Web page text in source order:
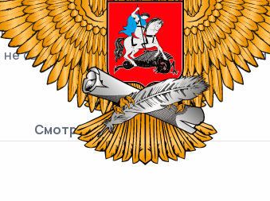
текста. Задание 1 – чтение
прочитанный текст, дополнив его
связаны с текстом, который Вы
Смотреть онлайн